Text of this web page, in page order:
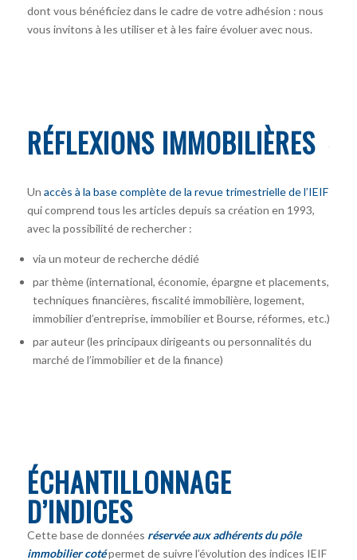
dont vous bénéficiez dans le cadre de votre adhésion : nous
vous invitons à les utiliser et à les faire évoluer avec nous.
RÉFLEXIONS IMMOBILIÈRES
Un accès à la base complète de la revue trimestrielle de l’IEIF
qui comprend tous les articles depuis sa création en 1993,
avec la possibilité de rechercher :
via un moteur de recherche dédié
par thème (international, économie, épargne et placements,
techniques financières, fiscalité immobilière, logement,
immobilier d’entreprise, immobilier et Bourse, réformes, etc.)
par auteur (les principaux dirigeants ou personnalités du
marché de l’immobilier et de la finance)
ÉCHANTILLONNAGE
D’INDICES
Cette base de données réservée aux adhérents du pôle
immobilier coté permet de suivre l’évolution des indices IEIF